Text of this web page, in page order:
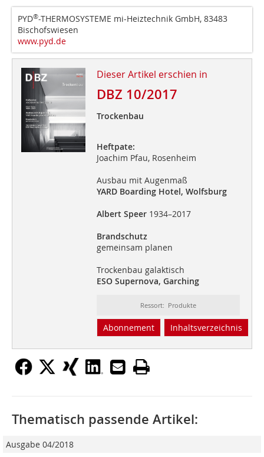
PYD®-THERMOSYSTEME mi-Heiztechnik GmbH, 83483
Bischofswiesen
www.pyd.de
Dieser Artikel erschien in
DBZ 10/2017
Trockenbau
Heftpate:
Joachim Pfau, Rosenheim
Ausbau mit Augenmaß
YARD Boarding Hotel, Wolfsburg
Albert Speer 1934–2017
Brandschutz
gemeinsam planen
Trockenbau galaktisch
ESO Supernova, Garching
Ressort: Produkte
Abonnement Inhaltsverzeichnis
Thematisch passende Artikel:
Ausgabe 04/2018